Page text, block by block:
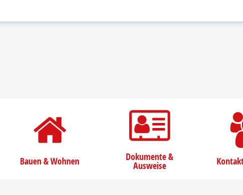
Bauen & Wohnen Dokumente &
Ausweise